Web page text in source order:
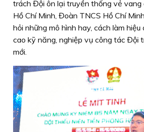
trách Đội ôn lại truyền thống vẻ
Hồ Chí Minh, Đoàn TNCS Hồ Chí
hỏi những mô hình hay, cách làm
cao kỹ năng, nghiệp vụ công tác Đội
mới.